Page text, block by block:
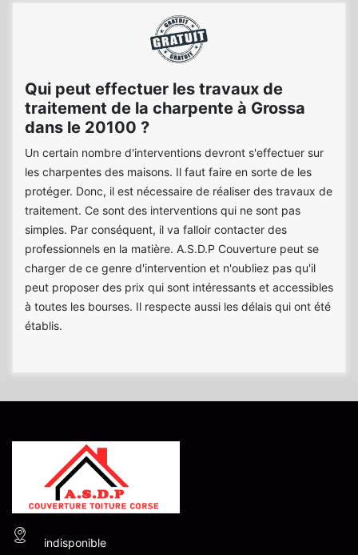
Qui peut effectuer les travaux de
traitement de la charpente à Grossa
dans le 20100 ?
Un certain nombre d'interventions devront s'effectuer sur
les charpentes des maisons. Il faut faire en sorte de les
protéger. Donc, il est nécessaire de réaliser des travaux de
traitement. Ce sont des interventions qui ne sont pas
simples. Par conséquent, il va falloir contacter des
professionnels en la matière. A.S.D.P Couverture peut se
charger de ce genre d'intervention et n'oubliez pas qu'il
peut proposer des prix qui sont intéressants et accessibles
à toutes les bourses. Il respecte aussi les délais qui ont été
établis.
indisponible